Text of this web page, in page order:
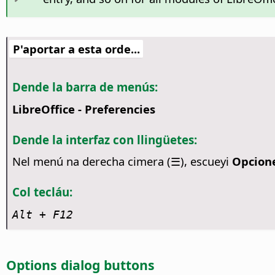
P'aportar a esta orde...
Dende la barra de menús:
LibreOffice - Preferencies
Dende la interfaz con llingüetes:
Nel menú na derecha cimera (☰), escueyi
Col tecláu:
Alt + F12
Options dialog buttons